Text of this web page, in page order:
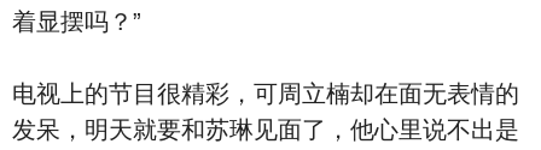
着显摆吗？”
电视上的节目很精彩，可周立楠却在面无表情的
发呆，明天就要和苏琳见面了，他心里说不出是